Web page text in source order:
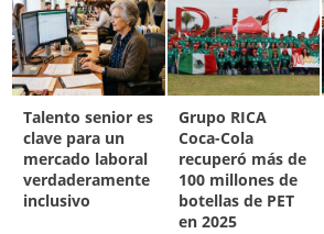
Talento senior es
clave para un
mercado laboral
verdaderamente
inclusivo
Grupo RICA
Coca-Cola
recuperó más de
100 millones de
botellas de PET
en 2025